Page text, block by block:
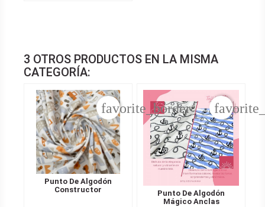
3 OTROS PRODUCTOS EN LA MISMA
CATEGORÍA:
Punto De Algodón
Constructor
favorite_border
Punto De Algodón
Mágico Anclas